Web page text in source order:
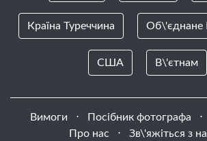
Країна Туреччина Об\'єднане
США В\'єтнам
Вимоги ⋅ Посібник фотографа ⋅
Про нас
⋅ Зв\'яжіться з